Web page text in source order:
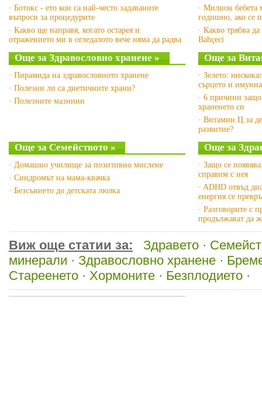
· Ботокс - ето кои са най-често задаваните
въпроси за процедурите
· Какво ще направя, когато остарея и
отражението ми в огледалото вече няма да радва
· Милион бебета
годишно, ако се
· Какво трябва
Bahçeci
Още за Здравословно хранене »
· Пирамида на здравословното хранене
· Полезни ли са диетичните храни?
· Полезните мазнини
Още за
· Зелето:
сърцето и
· 6 причини
храненето си
· Витамин Ц за
развитие?
Още за Семейството »
· Домашно училище за позитивно мислене
· Синдромът на мама-квачка
· Безсънието до детската люлка
Още за
· Защо се
справим с нея
· ADHD отвъд
енергия се
· Разговорите с
продължават да
Виж още статии за: Здравето ·
минерали · Здравословно хранене ·
Стареенето · Хормоните · Безплодието ·